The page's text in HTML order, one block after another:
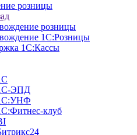
розницы
розницы
1С:Розницы
1С:Кассы
ЭПД
клуб